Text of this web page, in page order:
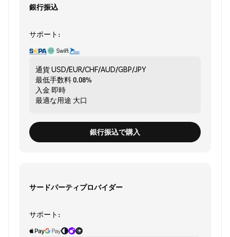
銀行振込
サポート:
通貨USD/EUR/CHF/AUD/GBP/JPY
最低手数料0.08%
入金 即時
最適な用途 大口
銀行振込で購入
サードパーティプロバイダー
サポート: